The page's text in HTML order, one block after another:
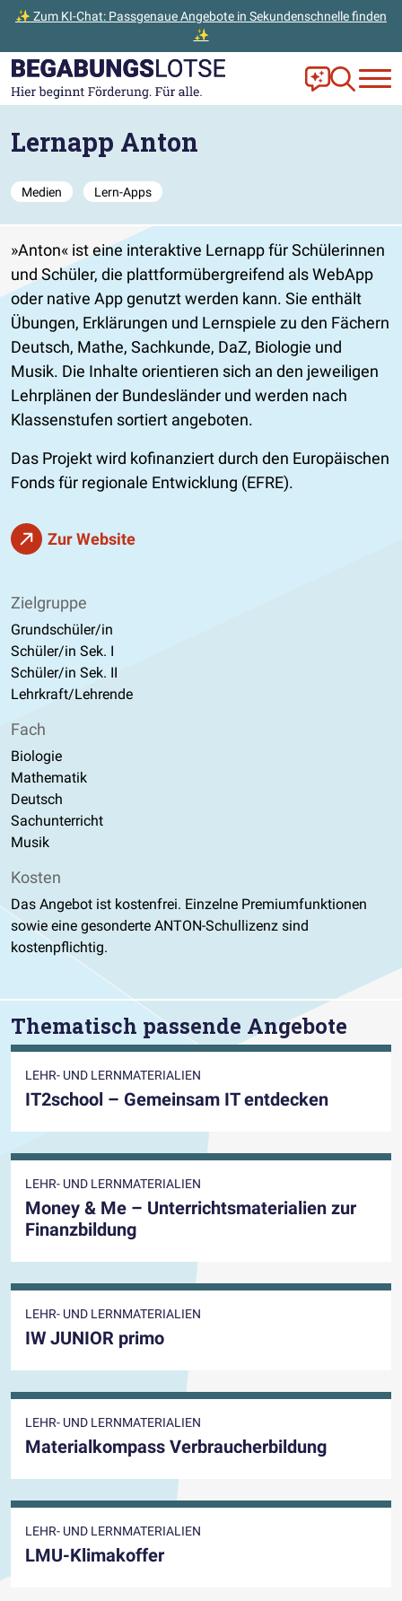
✨ Zum KI-Chat: Passgenaue Angebote in Sekundenschnelle finden
✨
Zum Hauptinhalt der Seite springen
Zur Startseite gehen Frag Ella!
Zur
Lernapp Anton
Medien Lern-Apps
»Anton« ist eine interaktive Lernapp für Schülerinnen
und Schüler, die plattformübergreifend als WebApp
oder native App genutzt werden kann. Sie enthält
Übungen, Erklärungen und Lernspiele zu den Fächern
Deutsch, Mathe, Sachkunde, DaZ, Biologie und
Musik. Die Inhalte orientieren sich an den jeweiligen
Lehrplänen der Bundesländer und werden nach
Klassenstufen sortiert angeboten.
Das Projekt wird kofinanziert durch den Europäischen
Fonds für regionale Entwicklung (EFRE).
Zur Website
Zielgruppe
Grundschüler/in
Schüler/in Sek. I
Schüler/in Sek. II
Lehrkraft/Lehrende
Fach
Biologie
Mathematik
Deutsch
Sachunterricht
Musik
Kosten
Das Angebot ist kostenfrei. Einzelne Premiumfunktionen
sowie eine gesonderte ANTON-Schullizenz sind
kostenpflichtig.
Thematisch passende Angebote
LEHR- UND LERNMATERIALIEN
IT2school – Gemeinsam IT entdecken
LEHR- UND LERNMATERIALIEN
Money & Me – Unterrichtsmaterialien zur
Finanzbildung
LEHR- UND LERNMATERIALIEN
IW JUNIOR primo
LEHR- UND LERNMATERIALIEN
Materialkompass Verbraucherbildung
LEHR- UND LERNMATERIALIEN
LMU-Klimakoffer